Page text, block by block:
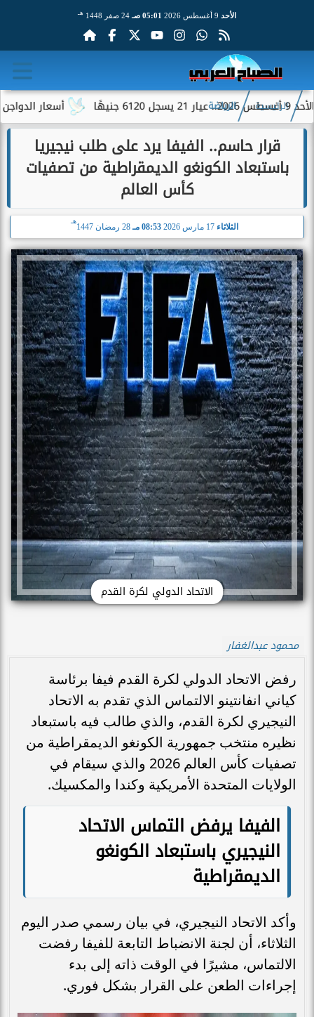
الأحد 05:01 صـ 24 صفر 1448 هـ
أسعار الدواجن والبيض اليوم الأحد 9 أغسطس 2026.. الرئيسية الرياضة
قرار حاسم.. الفيفا يرد على طلب نيجيريا
باستبعاد الكونغو الديمقراطية من تصفيات
كأس العالم
الثلاثاء 17 مارس 2026 08:53 مـ 28 رمضان 1447
هـ
الاتحاد الدولي لكرة القدم
محمود عبدالغفار
رفض الاتحاد الدولي لكرة القدم فيفا برئاسة
كياني انفانتينو الالتماس الذي تقدم به الاتحاد
النيجيري لكرة القدم، والذي طالب فيه باستبعاد
نظيره منتخب جمهورية الكونغو الديمقراطية من
تصفيات كأس العالم 2026 والذي سيقام في
الولايات المتحدة الأمريكية وكندا والمكسيك.
الفيفا يرفض التماس الاتحاد
النيجيري باستبعاد الكونغو
الديمقراطية
وأكد الاتحاد النيجيري، في بيان رسمي صدر اليوم
الثلاثاء، أن لجنة الانضباط التابعة للفيفا رفضت
الالتماس، مشيرًا في الوقت ذاته إلى بدء
إجراءات الطعن على القرار بشكل فوري.